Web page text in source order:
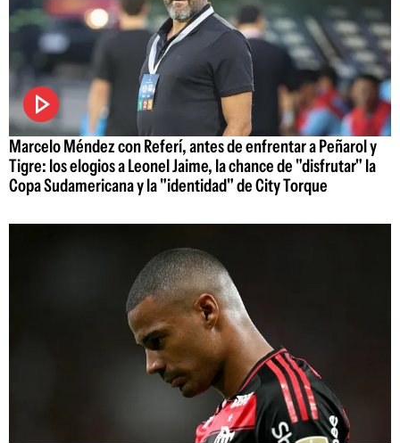
Marcelo Méndez con Referí, antes de enfrentar a Peñarol y
Tigre: los elogios a Leonel Jaime, la chance de "disfrutar" la
Copa Sudamericana y la "identidad" de City Torque